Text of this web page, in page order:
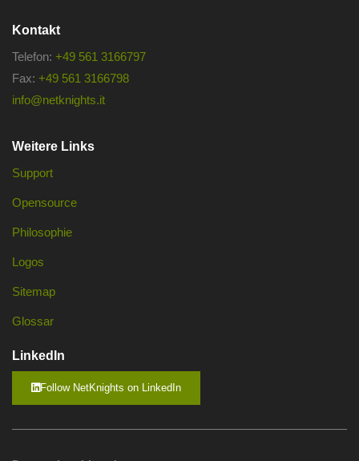
Kontakt
Telefon: +49 561 3166797
Fax: +49 561 3166798
info@netknights.it
Weitere Links
Support
Opensource
Philosophie
Logos
Sitemap
Glossar
LinkedIn
Follow NetKnights on LinkedIn